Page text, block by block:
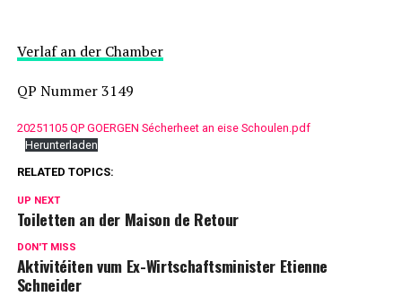
Verlaf an der Chamber
QP Nummer 3149
20251105 QP GOERGEN Sécherheet an eise Schoulen.pdf
Herunterladen
RELATED TOPICS:
UP NEXT
Toiletten an der Maison de Retour
DON'T MISS
Aktivitéiten vum Ex-Wirtschaftsminister Etienne
Schneider